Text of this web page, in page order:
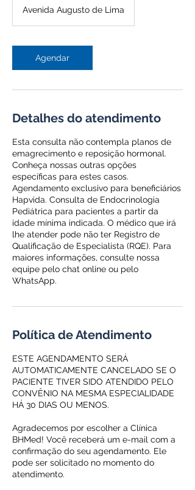
Avenida Augusto de Lima
Agendar
Detalhes do atendimento
Esta consulta não contempla planos de
emagrecimento e reposição hormonal.
Conheça nossas outras opções
específicas para estes casos.
Agendamento exclusivo para beneficiários
Hapvida. Consulta de Endocrinologia
Pediátrica para pacientes a partir da
idade mínima indicada. O médico que irá
lhe atender pode não ter Registro de
Qualificação de Especialista (RQE). Para
maiores informações, consulte nossa
equipe pelo chat online ou pelo
WhatsApp.
Política de Atendimento
ESTE AGENDAMENTO SERÁ
AUTOMATICAMENTE CANCELADO SE O
PACIENTE TIVER SIDO ATENDIDO PELO
CONVÊNIO NA MESMA ESPECIALIDADE
HÁ 30 DIAS OU MENOS.
Agradecemos por escolher a Clínica
BHMed! Você receberá um e-mail com a
confirmação do seu agendamento. Ele
pode ser solicitado no momento do
atendimento.